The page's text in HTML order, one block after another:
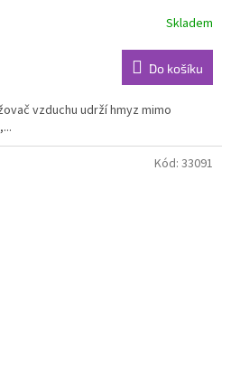
Skladem
Do košíku
vzduchu udrží hmyz mimo
Kód: 33091